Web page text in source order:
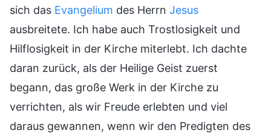
sich das Evangelium des Herrn Jesus
ausbreitete. Ich habe auch Trostlosigkeit und
Hilflosigkeit in der Kirche miterlebt. Ich dachte
daran zurück, als der Heilige Geist zuerst
begann, das große Werk in der Kirche zu
verrichten, als wir Freude erlebten und viel
daraus gewannen, wenn wir den Predigten des